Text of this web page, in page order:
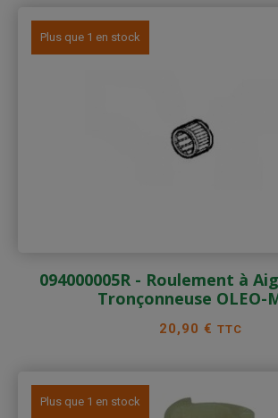
Plus que 1 en stock
094000005R - Roulement à
Tronçonneuse OLEO-
Prix
20,90 € TTC
Plus que 1 en stock